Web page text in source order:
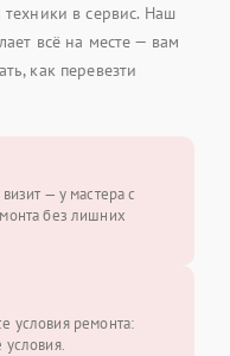
в сервис. Наш
всё на месте — вам
как перевезти
— у мастера с
без лишних
условия ремонта:
условия.